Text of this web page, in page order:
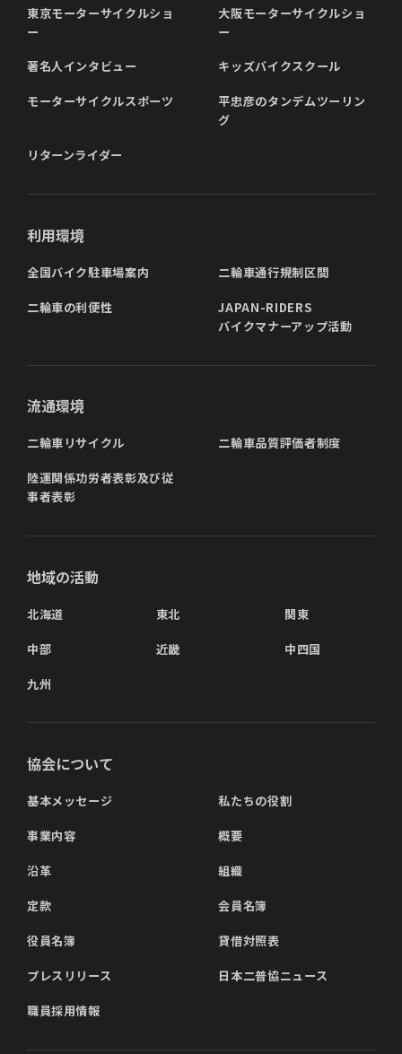
東京モーターサイクルショ
ー
大阪モーターサイクルショ
ー
著名人インタビュー キッズバイクスクール
モーターサイクルスポーツ
平忠彦のタンデムツーリン
グ
リターンライダー
利用環境
全国バイク駐車場案内 二輪車通行規制区間
二輪車の利便性
JAPAN-RIDERS
バイクマナーアップ活動
流通環境
二輪車リサイクル 二輪車品質評価者制度
陸運関係功労者表彰及び従
事者表彰
地域の活動
北海道 東北 関東
中部 近畿 中四国
九州
協会について
基本メッセージ 私たちの役割
事業内容 概要
沿革 組織
定款 会員名簿
役員名簿 貸借対照表
プレスリリース 日本二普協ニュース
職員採用情報